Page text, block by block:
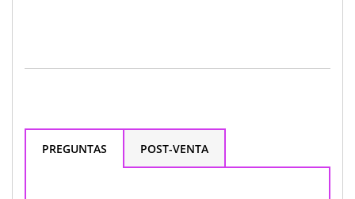
PREGUNTAS POST-VENTA